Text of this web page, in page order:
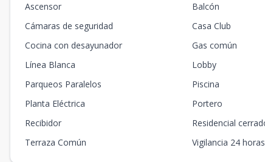
Ascensor
Balcón
Cámaras de seguridad
Casa Club
Cocina con desayunador
Gas común
Línea Blanca
Lobby
Parqueos Paralelos
Piscina
Planta Eléctrica
Portero
Recibidor
Residencial
Terraza Común
Vigilancia 24 horas